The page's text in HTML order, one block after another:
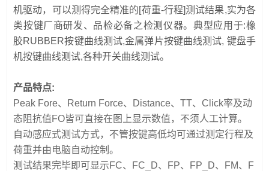
机驱动，可以测得完全精准的[荷重-行程]测试结果,实为各
类按键厂商研发、品检必备之检测仪器。 典型应用于:橡
胶RUBBER按键曲线测试,金属弹片按键曲线测试, 键盘手
机按键曲线测试,各种开关曲线测试。
产品特点:
Peak Fore、Return Force、Distance、TT、Click率及动
态阻抗值FO皆可直接在图上显示数值，不须人工计算。
自动感应式测试方式，不管按键高低均可通过测定行程及
荷重并由电脑自动控制。
测试结果完毕即可显示FC、FC_D、FP、FP_D、FM、F